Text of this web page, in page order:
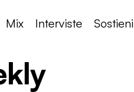
Mix Interviste Sostieni